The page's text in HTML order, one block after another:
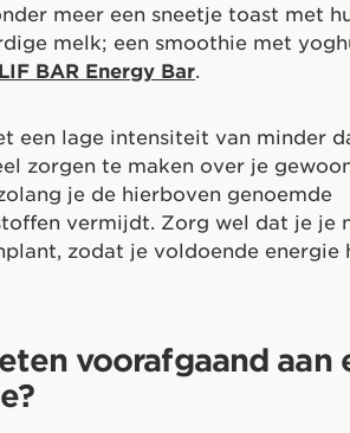
meer een sneetje toast met
melk; een smoothie met
BAR Energy Bar.
een lage intensiteit van minder
zorgen te maken over je
je de hierboven genoemde
vermijdt. Zorg wel dat je je
zodat je voldoende energie
voorafgaand aan